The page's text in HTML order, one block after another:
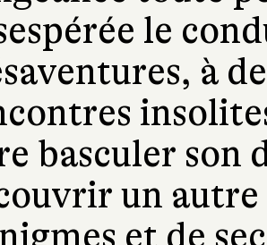
le
à
basculer son
un
et de